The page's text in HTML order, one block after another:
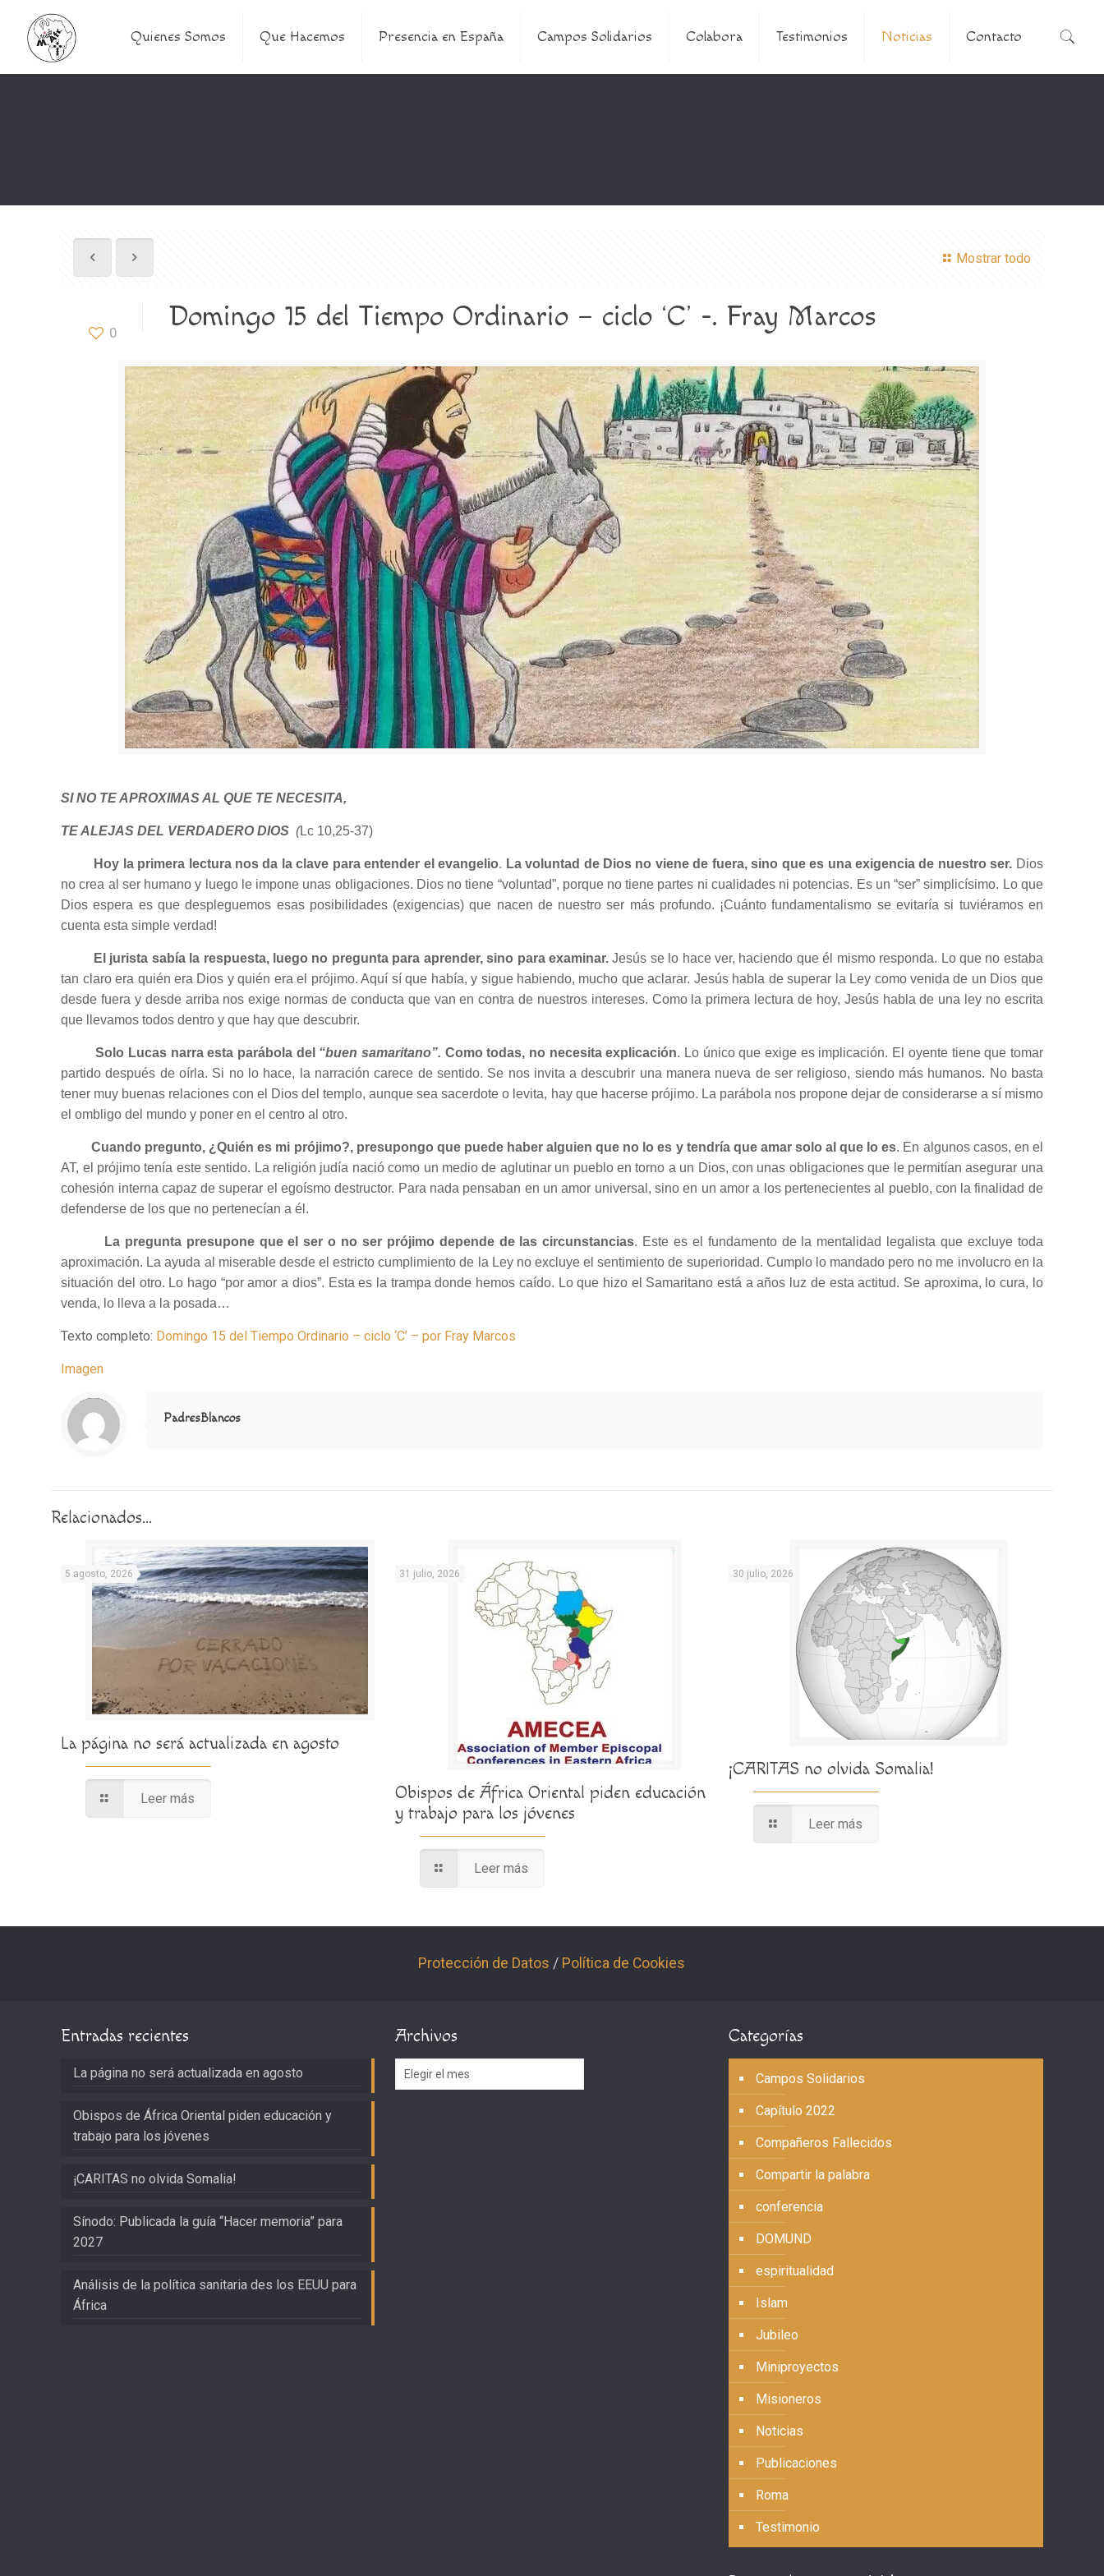
Quienes Somos Que Hacemos Presencia en España Campos Solidarios Colabora Testimonios Noticias Contacto
Mostrar todo
0 Domingo 15 del Tiempo Ordinario – ciclo ‘C’ -. Fray Marcos
SI NO TE APROXIMAS AL QUE TE NECESITA,
TE ALEJAS DEL VERDADERO DIOS(Lc 10,25-37)
Hoy la primera lectura nos da la clave para entender el evangelio. La voluntad de Dios no viene de fuera, sino que es una exigencia de nuestro ser. Dios
no crea al ser humano y luego le impone unas obligaciones. Dios no tiene “voluntad”, porque no tiene partes ni cualidades ni potencias. Es un “ser” simplicísimo. Lo que
Dios espera es que despleguemos esas posibilidades (exigencias) que nacen de nuestro ser más profundo. ¡Cuánto fundamentalismo se evitaría si tuviéramos en
cuenta esta simple verdad!
El jurista sabía la respuesta, luego no pregunta para aprender, sino para examinar.Jesús se lo hace ver, haciendo que él mismo responda. Lo que no estaba
tan claro era quién era Dios y quién era el prójimo. Aquí sí que había, y sigue habiendo, mucho que aclarar. Jesús habla de superar la Ley como venida de un Dios que
desde fuera y desde arriba nos exige normas de conducta que van en contra de nuestros intereses. Como la primera lectura de hoy, Jesús habla de una ley no escrita
que llevamos todos dentro y que hay que descubrir.
Solo Lucas narra esta parábola del “buen samaritano”. Como todas, no necesita explicación. Lo único que exige es implicación. El oyente tiene que tomar
partido después de oírla. Si no lo hace, la narración carece de sentido. Se nos invita a descubrir una manera nueva de ser religioso, siendo más humanos. No basta
tener muy buenas relaciones con el Dios del templo, aunque sea sacerdote o levita, hay que hacerse prójimo. La parábola nos propone dejar de considerarse a sí mismo
el ombligo del mundo y poner en el centro al otro.
Cuando pregunto, ¿Quién es mi prójimo?, presupongo que puede haber alguien que no lo es y tendría que amar solo al que lo es. En algunos casos, en el
AT, el prójimo tenía este sentido. La religión judía nació como un medio de aglutinar un pueblo en torno a un Dios, con unas obligaciones que le permitían asegurar una
cohesión interna capaz de superar el egoísmo destructor. Para nada pensaban en un amor universal, sino en un amor a los pertenecientes al pueblo, con la finalidad de
defenderse de los que no pertenecían a él.
La pregunta presupone que el ser o no ser prójimo depende de las circunstancias. Este es el fundamento de la mentalidad legalista que excluye toda
aproximación. La ayuda al miserable desde el estricto cumplimiento de la Ley no excluye el sentimiento de superioridad. Cumplo lo mandado pero no me involucro en la
situación del otro. Lo hago “por amor a dios”. Esta es la trampa donde hemos caído. Lo que hizo el Samaritano está a años luz de esta actitud. Se aproxima, lo cura, lo
venda, lo lleva a la posada…
Texto completo: Domingo 15 del Tiempo Ordinario – ciclo ‘C’ – por Fray Marcos
Imagen
Notice
: Trying to access array offset on value of type null in
/home/misioner/public_html/padresblancos/themes/betheme/includes/content-single.php
on line
286
PadresBlancos
Relacionados...
5 agosto, 2026
La página no será actualizada en agosto
Leer más
31 julio, 2026
Obispos de África Oriental piden educación
y trabajo para los jóvenes
Leer más
30 julio, 2026
¡CARITAS no olvida Somalia!
Leer más
Protección de Datos / Política de Cookies
Entradas recientes
La página no será actualizada en agosto
Obispos de África Oriental piden educación y
trabajo para los jóvenes
¡CARITAS no olvida Somalia!
Sínodo: Publicada la guía “Hacer memoria” para
2027
Análisis de la política sanitaria des los EEUU para
África
Archivos
Archivos
Categorías
Campos Solidarios
Capítulo 2022
Compañeros Fallecidos
Compartir la palabra
conferencia
DOMUND
espiritualidad
Islam
Jubileo
Miniproyectos
Misioneros
Noticias
Publicaciones
Roma
Testimonio